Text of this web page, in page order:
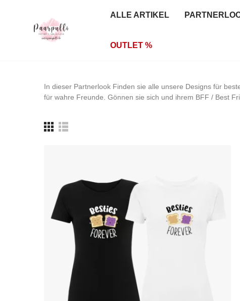
ALLE ARTIKEL
OUTLET %
In dieser Partnerlook Finden sie alle unsere Designs für
für wahre Freunde. Gönnen sie sich und ihrem BFF / Best